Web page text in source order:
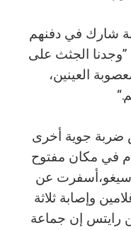
يبلغ من العمر 26 سنة شارك في دفنهم
الجثث على
العينين،
ضربة جوية أخرى
في مكان مفتوح
عن
وإصابة ثلاثة
رايتس إن جماعة